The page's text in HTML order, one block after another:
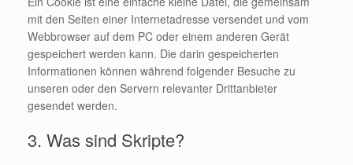
mit den Seiten einer Internetadresse versendet und vom
Webbrowser auf dem PC oder einem anderen Gerät
gespeichert werden kann. Die darin gespeicherten
Informationen können während folgender Besuche zu
unseren oder den Servern relevanter Drittanbieter
gesendet werden.
3. Was sind Skripte?